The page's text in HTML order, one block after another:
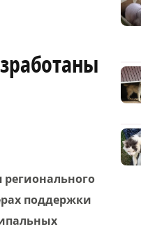
поддержки